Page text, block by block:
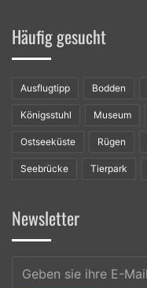
Häufig gesucht
Ausflugtipp Bodden
Königsstuhl Museum
Ostseeküste Rügen
Seebrücke Tierpark
Newsletter
sie